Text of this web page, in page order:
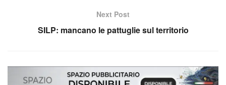
Next Post
SILP: mancano le pattuglie sul territorio